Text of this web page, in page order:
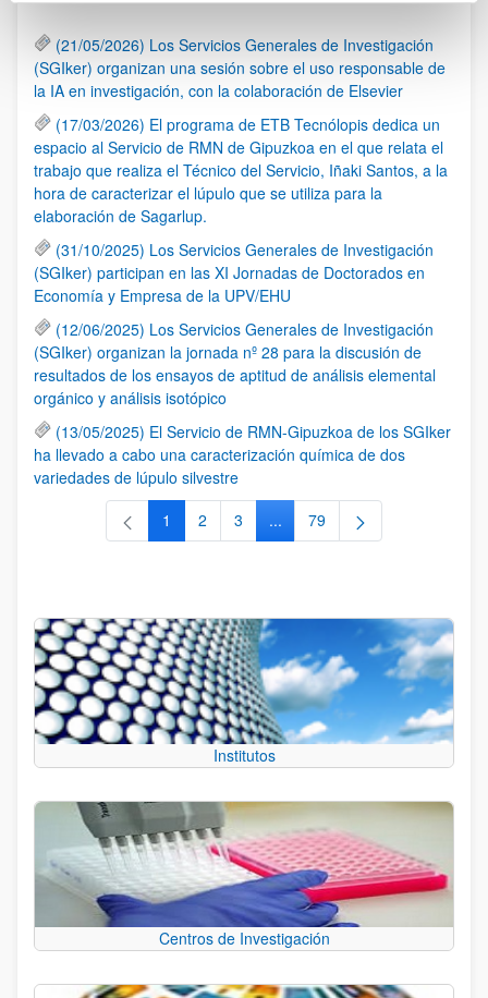
(21/05/2026) Los Servicios Generales de Investigación
(SGIker) organizan una sesión sobre el uso responsable de
la IA en investigación, con la colaboración de Elsevier
(17/03/2026) El programa de ETB Tecnólopis dedica un
espacio al Servicio de RMN de Gipuzkoa en el que relata el
trabajo que realiza el Técnico del Servicio, Iñaki Santos, a la
hora de caracterizar el lúpulo que se utiliza para la
elaboración de Sagarlup.
(31/10/2025) Los Servicios Generales de Investigación
(SGIker) participan en las XI Jornadas de Doctorados en
Economía y Empresa de la UPV/EHU
(12/06/2025) Los Servicios Generales de Investigación
(SGIker) organizan la jornada nº 28 para la discusión de
resultados de los ensayos de aptitud de análisis elemental
orgánico y análisis isotópico
(13/05/2025) El Servicio de RMN-Gipuzkoa de los SGIker
ha llevado a cabo una caracterización química de dos
variedades de lúpulo silvestre
Página
1 Página
2 Página
3 ...Páginas intermedias Use TAB
Página
79
Institutos
Centros de Investigación